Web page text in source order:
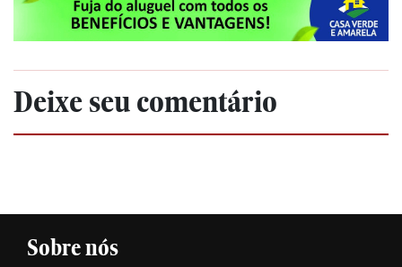
Deixe seu comentário
Sobre nós